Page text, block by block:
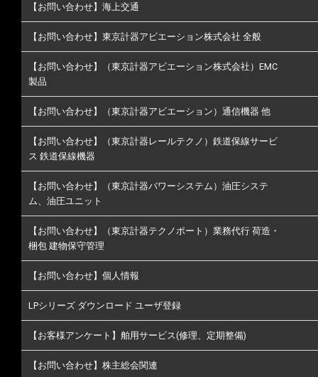
【お問い合わせ】海上交通
【お問い合わせ】東京計器アビエーション株式会社 全般
【お問い合わせ】（東京計器アビエーション株式会社）EMC
製品
【お問い合わせ】（東京計器アビエーション）通信機器 他
【お問い合わせ】（東京計器レールテクノ）鉄道保線サービ
ス 鉄道保線機器
【お問い合わせ】（東京計器パワーシステム）油圧システ
ム、油圧ユニット
【お問い合わせ】（東京計器テクノポート）業務代行 荷造・
梱包 建物保守管理
【お問い合わせ】個人情報
LPシリーズ ダウンロード ユーザ登録
【お客様アンケート】舶用サービス(修理、定期整備)
【お問い合わせ】株主総会関連